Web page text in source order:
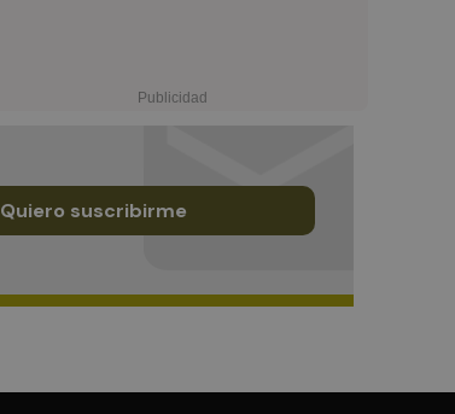
Quiero suscribirme